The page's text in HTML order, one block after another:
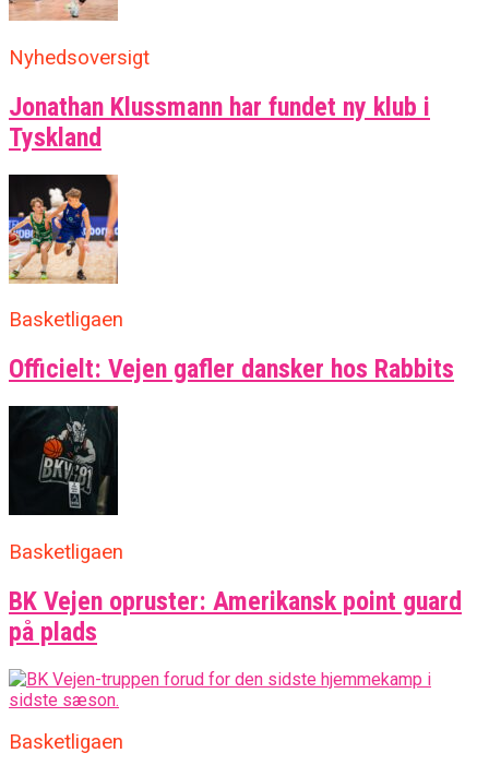
Nyhedsoversigt
Jonathan Klussmann har fundet ny klub i
Tyskland
Basketligaen
Officielt: Vejen gafler dansker hos Rabbits
Basketligaen
BK Vejen opruster: Amerikansk point guard
på plads
Basketligaen